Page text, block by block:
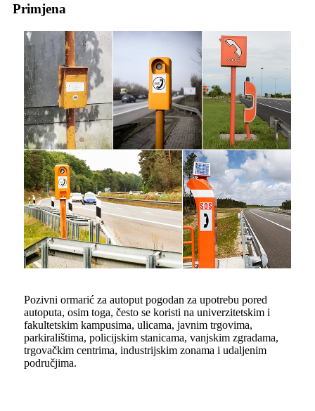
Primjena
Pozivni ormarić za autoput pogodan za upotrebu pored
autoputa, osim toga, često se koristi na univerzitetskim i
fakultetskim kampusima, ulicama, javnim trgovima,
parkiralištima, policijskim stanicama, vanjskim zgradama,
trgovačkim centrima, industrijskim zonama i udaljenim
područjima.